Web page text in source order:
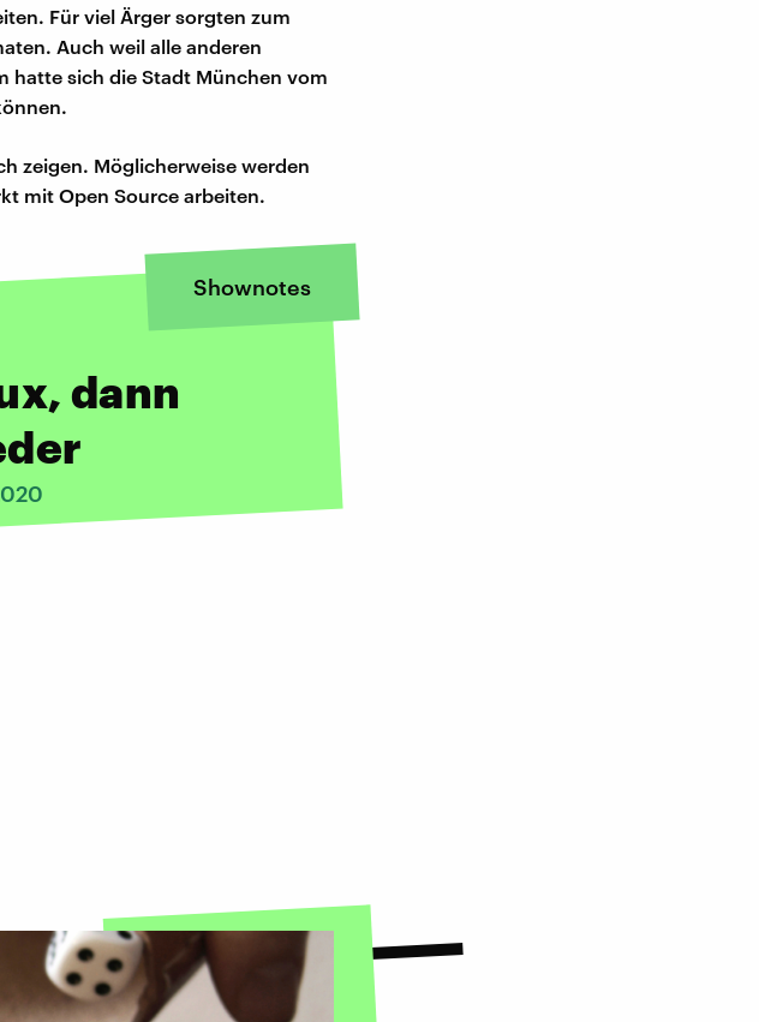
Für viel Ärger sorgten zum
Auch weil alle anderen
hatte sich die Stadt München vom
zeigen. Möglicherweise werden
mit Open Source arbeiten.
Shownotes
dann